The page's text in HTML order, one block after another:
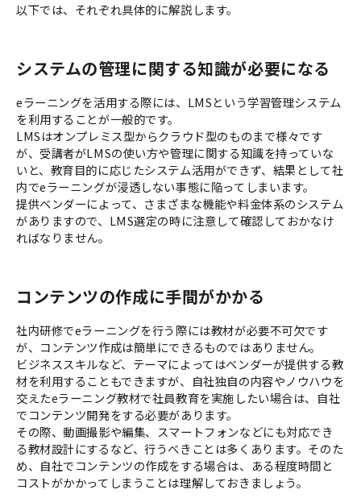
以下では、それぞれ具体的に解説します。
システムの管理に関する知識が必要になる
eラーニングを活用する際には、LMSという学習管理システム
を利用することが一般的です。
LMSはオンプレミス型からクラウド型のものまで様々です
が、受講者がLMSの使い方や管理に関する知識を持っていな
いと、教育目的に応じたシステム活用ができず、結果として社
内でeラーニングが浸透しない事態に陥ってしまいます。
提供ベンダーによって、さまざまな機能や料金体系のシステム
がありますので、LMS選定の時に注意して確認しておかなけ
ればなりません。
コンテンツの作成に手間がかかる
社内研修でeラーニングを行う際には教材が必要不可欠です
が、コンテンツ作成は簡単にできるものではありません。
ビジネススキルなど、テーマによってはベンダーが提供する教
材を利用することもできますが、自社独自の内容やノウハウを
交えたeラーニング教材で社員教育を実施したい場合は、自社
でコンテンツ開発をする必要があります。
その際、動画撮影や編集、スマートフォンなどにも対応でき
る教材設計にするなど、行うべきことは多くあります。そのた
め、自社でコンテンツの作成をする場合は、ある程度時間と
コストがかかってしまうことは理解しておきましょう。